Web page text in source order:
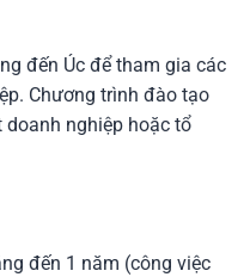
đến Úc để tham gia các
Chương trình đào tạo
nghiệp hoặc tổ
đến 1 năm (công việc